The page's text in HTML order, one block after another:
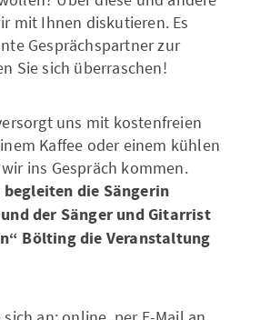
mit Ihnen diskutieren. Es
Gesprächspartner zur
Sie sich überraschen!
uns mit kostenfreien
Kaffee oder einem kühlen
ins Gespräch kommen.
begleiten die Sängerin
der Sänger und Gitarrist
Bölting die Veranstaltung